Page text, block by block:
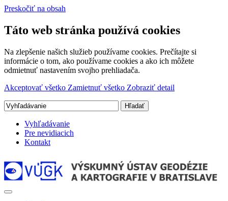
Preskočiť na obsah
Táto web stránka používá cookies
Na zlepšenie našich služieb používame cookies. Prečítajte si
informácie o tom, ako používame cookies a ako ich môžete
odmietnuť nastavením svojho prehliadača.
Akceptovať všetko Zamietnuť všetko Zobraziť detail
Vyhľadávanie
Pre nevidiacich
Kontakt